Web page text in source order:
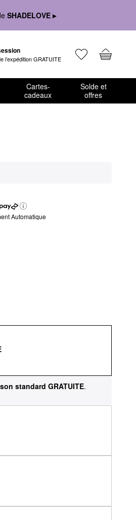
SHADELOVE ▸
l’expédition GRATUITE
Cartes-
cadeaux
Solde et
offres
Automatique
standard GRATUITE.